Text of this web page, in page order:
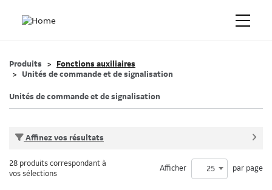
Produits
Fonctions auxiliaires
Unités de commande et de signalisation
Unités de commande et de signalisation
Affinez vos résultats
28 produits correspondant à
vos sélections
Afficher 25 par page